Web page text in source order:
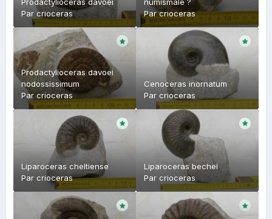
Par crioceras
Parcrioceras
Prodactylioceras davoei
nodossissimum
Par crioceras
Cenoceras inornatum
Par crioceras
Liparoceras cheltiense
Par crioceras
Liparoceras bechei
Par crioceras